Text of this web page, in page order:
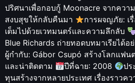
ปริศนาเพื่อกอบกู้ Moonacre จากคว
สงบสุขให้กลับคืนมา
การผจญภัย: เ
เต็มไปด้วยเวทมนตร์และความลึกลับ
Blue Richards ถ่ายทอดบทมาเรียได้อ
ผู้กำกับ: Gábor Csupó สร้างโลกแฟน
และน่าติดตาม
ปีที่ฉาย: 2008
ปร
ทุนสร้างจากหลายประเทศ เรื่องราว